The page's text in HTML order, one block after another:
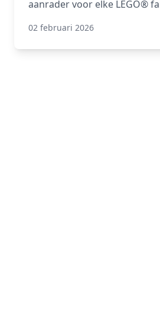
aanrader voor elke LEGO®
02 februari 2026